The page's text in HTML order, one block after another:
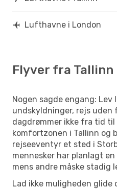
Lufthavne i London
Flyver fra
Nogen sagde engang: Lev
undskyldninger, rejs uden
dagdrømmer ikke fra tid
komfortzonen i Tallinn og
rejseeventyr et sted i
mennesker har planlagt
mens andre måske stadig
Lad ikke muligheden